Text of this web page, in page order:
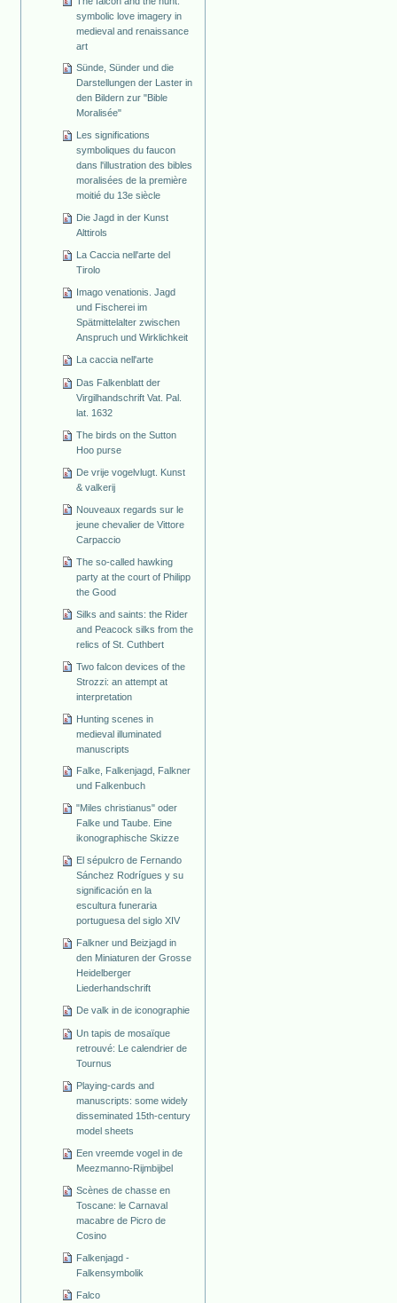
symbolic love imagery in
medieval and renaissance
art
Sünde, Sünder und die
Darstellungen der Laster in
den Bildern zur "Bible
Moralisée"
Les significations
symboliques du faucon
dans l'illustration des bibles
moralisées de la première
moitié du 13e siècle
Die Jagd in der Kunst
Alttirols
La Caccia nell'arte del
Tirolo
Imago venationis. Jagd
und Fischerei im
Spätmittelalter zwischen
Anspruch und Wirklichkeit
La caccia nell'arte
Das Falkenblatt der
Virgilhandschrift Vat. Pal.
lat. 1632
The birds on the Sutton
Hoo purse
De vrije vogelvlugt. Kunst
& valkerij
Nouveaux regards sur le
jeune chevalier de Vittore
Carpaccio
The so-called hawking
party at the court of Philipp
the Good
Silks and saints: the Rider
and Peacock silks from the
relics of St. Cuthbert
Two falcon devices of the
Strozzi: an attempt at
interpretation
Hunting scenes in
medieval illuminated
manuscripts
Falke, Falkenjagd, Falkner
und Falkenbuch
"Miles christianus" oder
Falke und Taube. Eine
ikonographische Skizze
El sépulcro de Fernando
Sánchez Rodrígues y su
significación en la
escultura funeraria
portuguesa del siglo XIV
Falkner und Beizjagd in
den Miniaturen der Grosse
Heidelberger
Liederhandschrift
De valk in de iconographie
Un tapis de mosaïque
retrouvé: Le calendrier de
Tournus
Playing-cards and
manuscripts: some widely
disseminated 15th-century
model sheets
Een vreemde vogel in de
Meezmanno-Rijmbijbel
Scènes de chasse en
Toscane: le Carnaval
macabre de Picro de
Cosino
Falkenjagd -
Falkensymbolik
Falco